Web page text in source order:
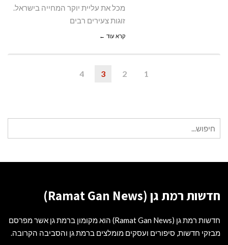
מכל את עליית יוקר המחייה בישראל.
זוגות צעירים רבים
קרא עוד ←
1
2
3
4
עבור:
חדשות רמת גן (Ramat Gan News)
חדשות רמת גן (Ramat Gan News) הוא מקומון ברמת גן אשר מפרסם
מבזקי חדשות, סיפורים ועסקים מומלצים ברמת גן והסביבה הקרובה.